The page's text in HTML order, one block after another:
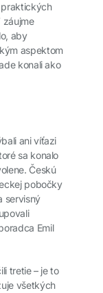
záujme
aby
aspektom
konali ako
ani víťazi
sa konalo
Českú
pobočky
servisný
Emil
tretie – je to
všetkých